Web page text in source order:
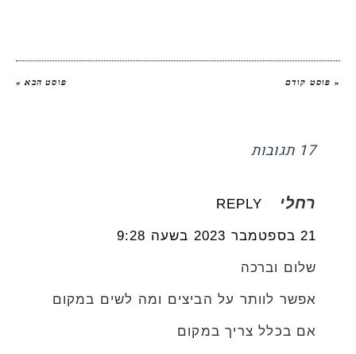
« פוסט קודם פוסט הבא »
17 תגובות
רחלי REPLY
21 בספטמבר 2023 בשעה 9:28
שלום וברכה
אפשר לוותר על הביצים ומה לשים במקום
אם בכלל צריך במקום